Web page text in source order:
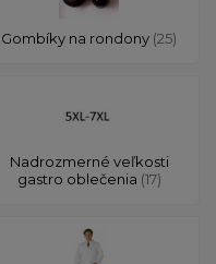
Gombíky na rondony (25)
Nadrozmerné veľkosti
gastro oblečenia (17)